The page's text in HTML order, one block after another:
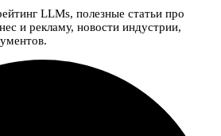
— нужно лишь менять переменную
LLMs, полезные статьи про
и рекламу, новости индустрии,